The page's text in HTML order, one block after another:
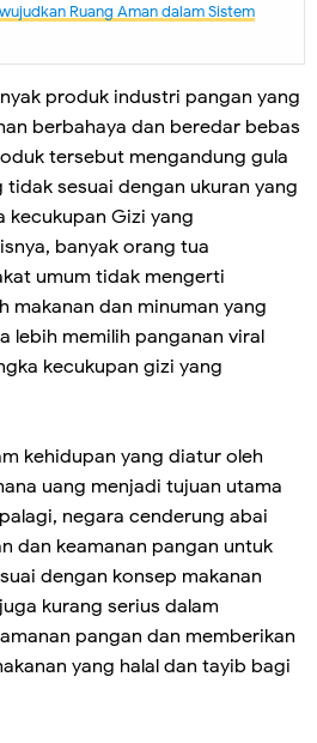
Ruang Aman dalam Sistem
produk industri pangan yang
berbahaya dan beredar bebas
tersebut mengandung gula
sesuai dengan ukuran yang
kecukupan Gizi yang
banyak orang tua
umum tidak mengerti
makanan dan minuman yang
lebih memilih panganan viral
kecukupan gizi yang
kehidupan yang diatur oleh
uang menjadi tujuan utama
negara cenderung abai
dan keamanan pangan untuk
dengan konsep makanan
kurang serius dalam
pangan dan memberikan
yang halal dan tayib bagi